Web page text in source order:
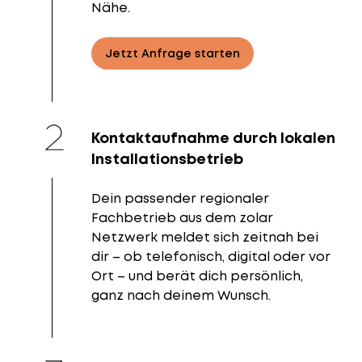
Nähe.
Jetzt Anfrage starten
Kontaktaufnahme durch lokalen
Installationsbetrieb
Dein passender regionaler
Fachbetrieb aus dem zolar
Netzwerk meldet sich zeitnah bei
dir – ob telefonisch, digital oder vor
Ort – und berät dich persönlich,
ganz nach deinem Wunsch.